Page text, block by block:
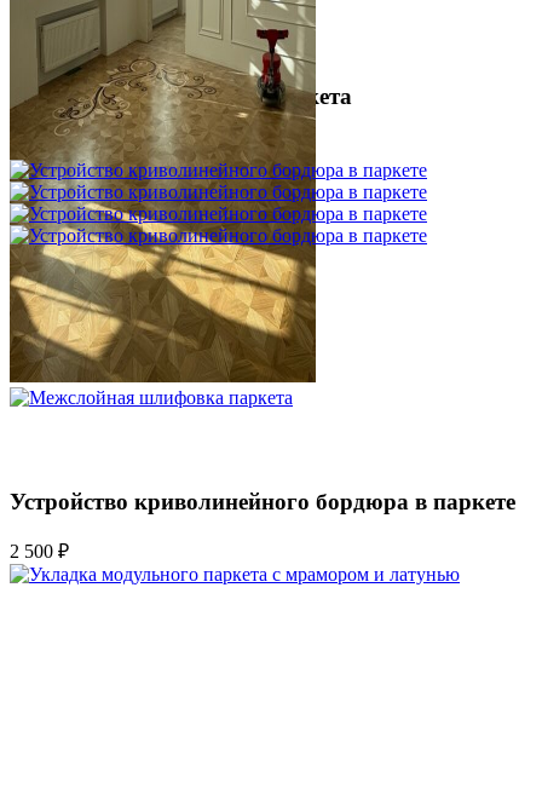
Межслойная шлифовка паркета
1 200 ₽
Устройство криволинейного бордюра в паркете
2 500 ₽